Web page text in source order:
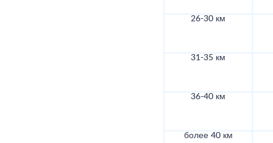
26-30 км
31-35 км
36-40 км
более 40 км